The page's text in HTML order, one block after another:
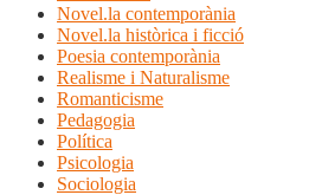
Novel.la contemporània
Novel.la històrica i ficció
Poesia contemporània
Realisme i Naturalisme
Romanticisme
Pedagogia
Política
Psicologia
Sociologia